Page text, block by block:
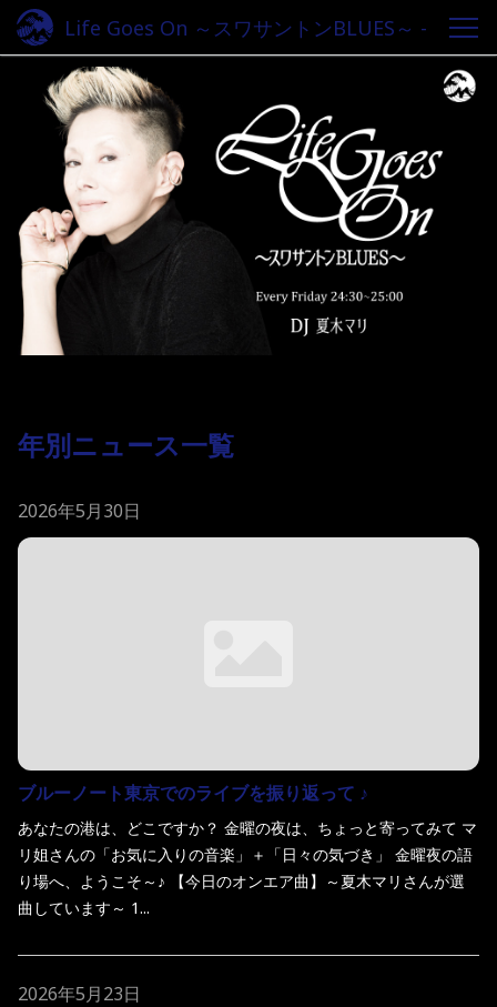
Life Goes On ～スワサントンBLUES～ -
Fm yokohama 84.7
年別ニュース一覧
2026年5月30日
ブルーノート東京でのライブを振り返って ♪
あなたの港は、どこですか？ 金曜の夜は、ちょっと寄ってみて マ
リ姐さんの「お気に入りの音楽」＋「日々の気づき」 金曜夜の語
り場へ、ようこそ～♪ 【今日のオンエア曲】～夏木マリさんが選
曲しています～ 1...
2026年5月23日